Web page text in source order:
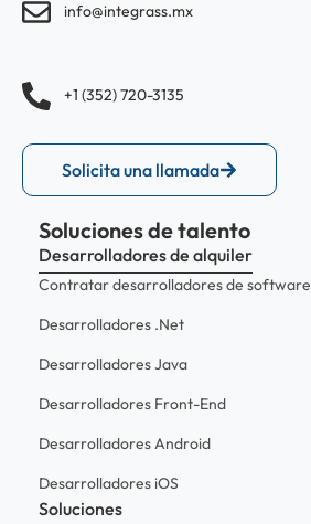
info@integrass.mx
+1 (352) 720-3135
Solicita una llamada
Soluciones de talento
Desarrolladores de alquiler
Contratar desarrolladores de software
Desarrolladores .Net
Desarrolladores Java
Desarrolladores Front-End
Desarrolladores Android
Desarrolladores iOS
Soluciones